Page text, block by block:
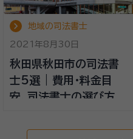
地域の司法書士
2021年8月30日
秋田県秋田市の司法書
士5選 | 費用・料金目
安、司法書士の選び方